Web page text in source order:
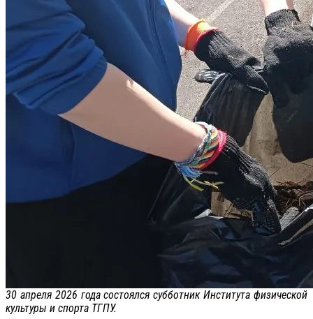
30 апреля 2026 года состоялся субботник Института физической
культуры и спорта ТГПУ.